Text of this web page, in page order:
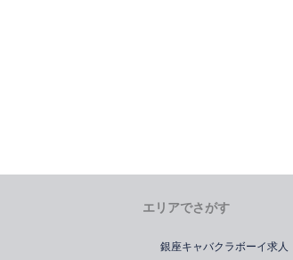
エリアでさがす
銀座キャバクラボーイ求人